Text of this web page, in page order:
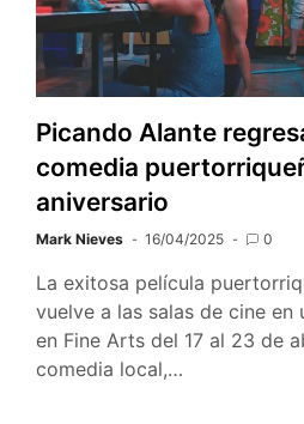
Picando Alante
comedia
aniversario
Mark Nieves 16/04/2025 0
La exitosa película
vuelve a las salas de cine en
en Fine Arts del 17 al 23 de
comedia local,…